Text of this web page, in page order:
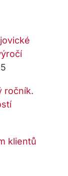
ročník.
klientů